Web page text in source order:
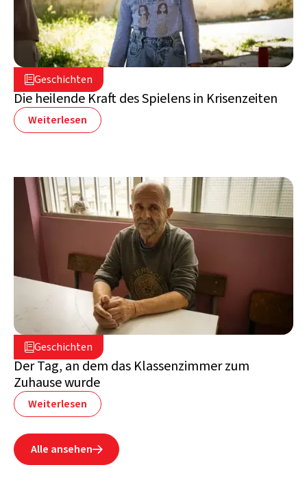
Geschichten
16. Juli 2026
Libanon
Die heilende Kraft des Spielens in Krisenzeiten
Weiterlesen
Geschichten
2. Juli 2026
Libanon
Der Tag, an dem das Klassenzimmer zum
Zuhause wurde
Weiterlesen
Alle ansehen